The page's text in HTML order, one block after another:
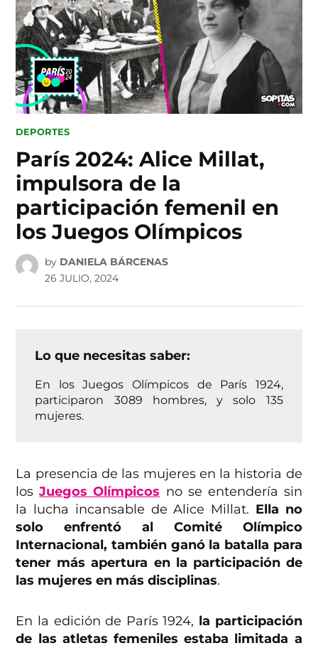
POSTED
DEPORTES
París 2024: Alice Millat,
impulsora de la
participación femenil en
los Juegos Olímpicos
by DANIELA BÁRCENAS
26 JULIO, 2024
Lo que necesitas saber:
En los Juegos Olímpicos de París 1924,
participaron 3089 hombres, y solo 135
mujeres.
La presencia de las mujeres en la historia de
losJuegos Olímpicos no se entendería sin
la lucha incansable de Alice Millat. Ella no
solo enfrentó al Comité Olímpico
Internacional, también ganó la batalla para
tener más apertura en la participación de
las mujeres en más disciplinas.
En la edición de París 1924, la participación
de las atletas femeniles estaba limitada a